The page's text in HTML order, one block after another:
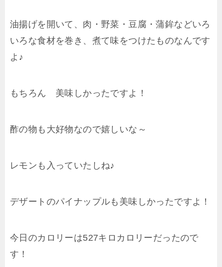
油揚げを開いて、肉・野菜・豆腐・蒲鉾などいろ
いろな食材を巻き、煮て味をつけたものなんです
よ♪
もちろん 美味しかったですよ！
酢の物も大好物なので嬉しいな～
レモンも入っていたしね♪
デザートのパイナップルも美味しかったですよ！
今日のカロリーは527キロカロリーだったので
す！